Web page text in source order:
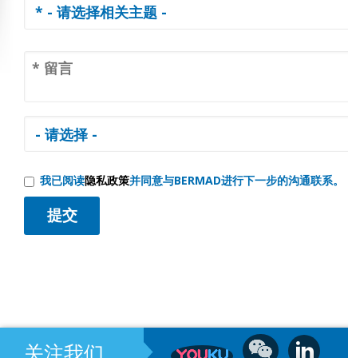
我已阅读隐私政策并同意与BERMAD进行下一步的沟通联系。
关注我们